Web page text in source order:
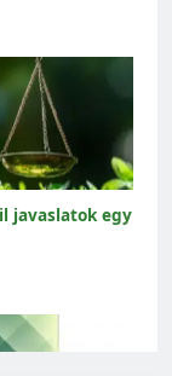
javaslatok egy